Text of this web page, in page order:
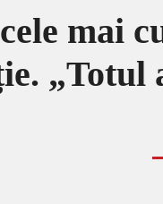
mai
„Totul